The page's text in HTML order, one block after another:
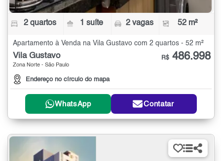
2 quartos 1 suíte 2 vagas 52 m²
Apartamento à Venda na Vila Gustavo com 2 quartos - 52 m²
Vila Gustavo
Zona Norte - São Paulo
Endereço no círculo do mapa
R$ 486.998
WhatsApp Contatar